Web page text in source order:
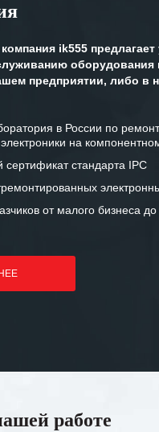
ik555 предлагает
предприятии, либо в
в России по
на
стандарта IPC
от малого бизнеса
работе